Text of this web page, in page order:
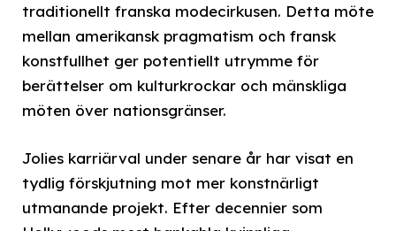
traditionellt franska modecirkusen. Detta möte
mellan amerikansk pragmatism och fransk
konstfullhet ger potentiellt utrymme för
berättelser om kulturkrockar och mänskliga
möten över nationsgränser.
Jolies karriärval under senare år har visat en
tydlig förskjutning mot mer konstnärligt
utmanande projekt. Efter decennier som